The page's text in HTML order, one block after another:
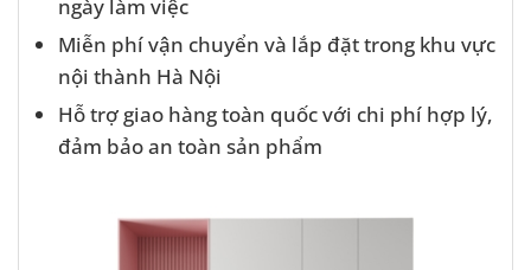
ngày làm việc
Miễn phí vận chuyển và lắp đặt trong khu vực
nội thành Hà Nội
Hỗ trợ giao hàng toàn quốc với chi phí hợp lý,
đảm bảo an toàn sản phẩm